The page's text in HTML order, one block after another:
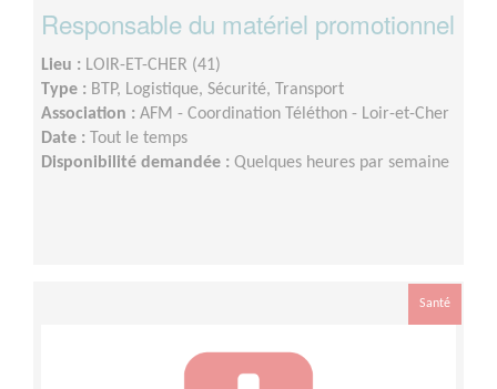
Responsable du matériel promotionnel
Lieu : LOIR-ET-CHER (41)
Type : BTP, Logistique, Sécurité, Transport
Association : AFM - Coordination Téléthon - Loir-et-Cher
Date :
Tout le temps
Disponibilité demandée : Quelques heures par semaine
Santé